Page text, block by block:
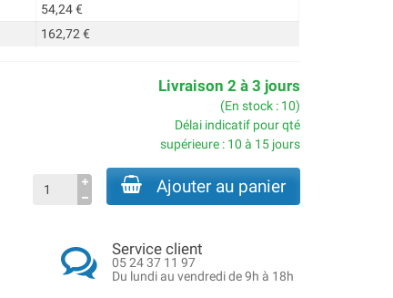
54,24 €
162,72 €
Livraison 2 à 3 jours
(En stock : 10)
Délai indicatif pour qté
supérieure : 10 à 15 jours
Ajouter au panier
Service client
05 24 37 11 97
Du lundi au vendredi de 9h à 18h